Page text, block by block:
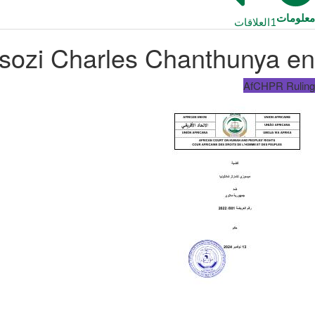
معلومات1العلاقات
Charles Chanthunya en
AfCHPR Ruling